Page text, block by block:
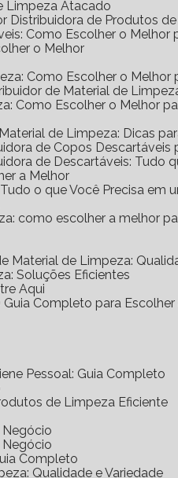
Limpeza Atacado
Distribuidora de Produtos
Como Escolher o Melhor
o Melhor
Como Escolher o Melhor
de Material de
Como Escolher o Melhor
Material de Limpeza: Dicas
de Copos Descartáveis
de Descartáveis: Tudo
a Melhor
o que Você Precisa em
como escolher a melhor
Material de Limpeza:
Soluções Eficientes
Aqui
Guia Completo para
Pessoal: Guia Completo
de Limpeza Eficiente
Negócio
Negócio
Completo
Qualidade e Variedade